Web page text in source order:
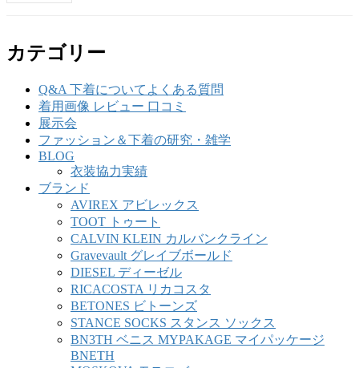
カテゴリー
Q&A 下着についてよくある質問
着用画像 レビュー 口コミ
展示会
ファッション＆下着の研究・雑学
BLOG
衣装協力実績
ブランド
AVIREX アビレックス
TOOT トゥート
CALVIN KLEIN カルバンクライン
Gravevault グレイブボールド
DIESEL ディーゼル
RICACOSTA リカコスタ
BETONES ビトーンズ
STANCE SOCKS スタンス ソックス
BN3TH ベニス MYPAKAGE マイパッケージ
BNETH